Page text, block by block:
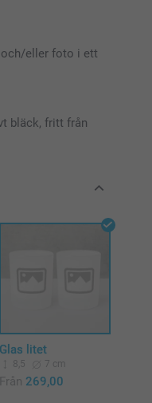
eller foto i ett
bläck, fritt från
Glas litet
8,5 7 cm
Från 269,00